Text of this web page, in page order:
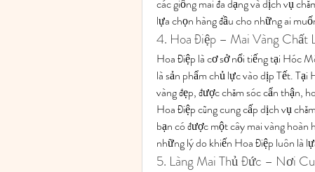
các giống mai đa dạng và dịch vụ
lựa chọn hàng đầu cho những ai
4. Hoa Điệp – Mai Vàng Chất
Hoa Điệp là cơ sở nổi tiếng tại Hóc
là sản phẩm chủ lực vào dịp Tết.
vàng đẹp, được chăm sóc cẩn thận,
Hoa Điệp cũng cung cấp dịch vụ
bạn có được một cây mai vàng
những lý do khiến Hoa Điệp luôn là
5. Làng Mai Thủ Đức – Nơi